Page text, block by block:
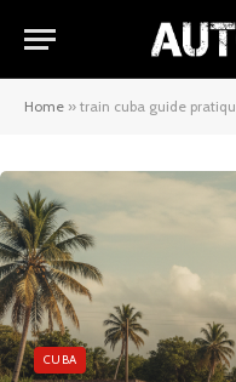
Home » train cuba guide
CUBA